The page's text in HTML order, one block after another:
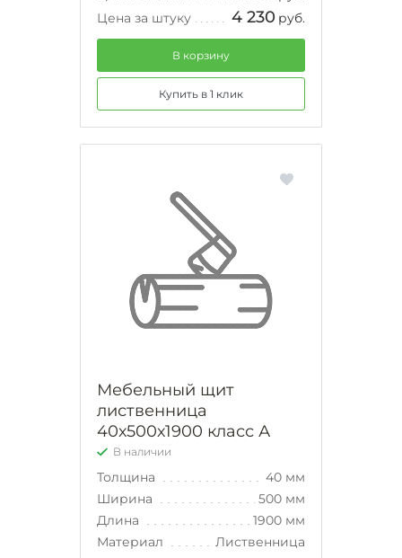
Цена за штуку
4 230 руб.
В корзину
Купить в 1 клик
Мебельный щит
лиственница
40х500х1900 класс А
В наличии
Толщина
40 мм
Ширина
500 мм
Длина
1900 мм
Материал
Лиственница